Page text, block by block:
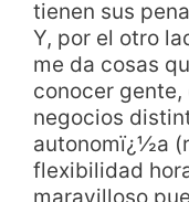
tienen sus
Y, por el otro
me da cosas
conocer
negocios
autonomï¿½a
flexibilidad
maravilloso